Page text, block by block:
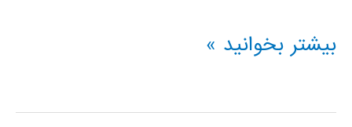
Particle
(فیلتر
بیشتر بخوانید »